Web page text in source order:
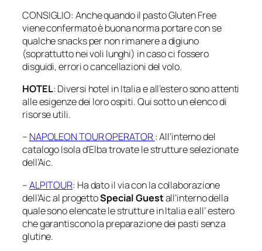
CONSIGLIO: Anche quando il pasto Gluten Free
viene confermato è buona norma portare con se
qualche snacks per non rimanere a digiuno
(soprattutto nei voli lunghi) in caso ci fossero
disguidi, errori o cancellazioni del volo.
HOTEL: Diversi hotel in Italia e all’estero sono attenti
alle esigenze dei loro ospiti. Qui sotto un elenco di
risorse utili.
– NAPOLEON TOUR OPERATOR: All’interno del
catalogo Isola d’Elba trovate le strutture selezionate
dell’Aic.
–ALPITOUR: Ha dato il via con la collaborazione
dell’Aic al progettoSpecial Guestall’interno della
quale sono elencate le strutture in Italia e all’ estero
che garantiscono la preparazione dei pasti senza
glutine.